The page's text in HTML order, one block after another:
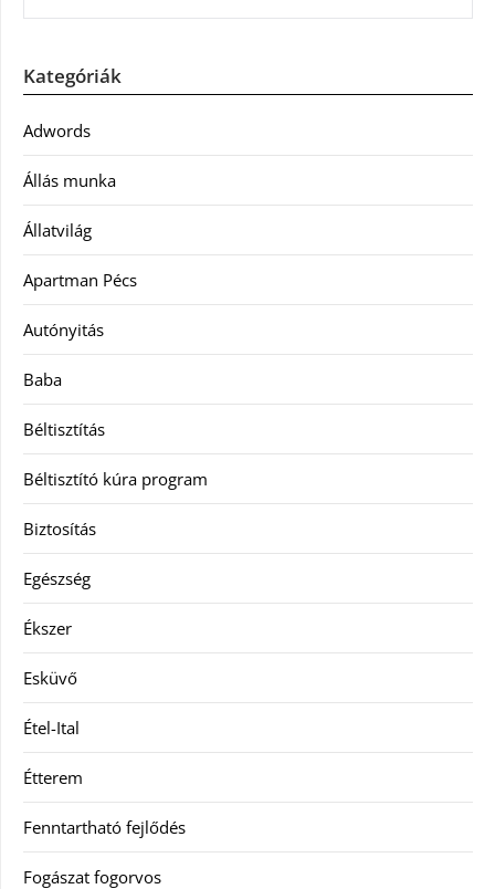
Kategóriák
Adwords
Állás munka
Állatvilág
Apartman Pécs
Autónyitás
Baba
Béltisztítás
Béltisztító kúra program
Biztosítás
Egészség
Ékszer
Esküvő
Étel-Ital
Étterem
Fenntartható fejlődés
Fogászat fogorvos